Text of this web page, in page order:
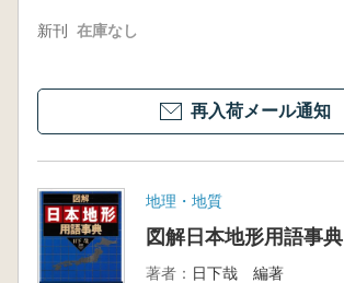
新刊 在庫なし
再入荷メール通知
地理・地質
図解日本地形用語事典
著者： 日下哉 編著